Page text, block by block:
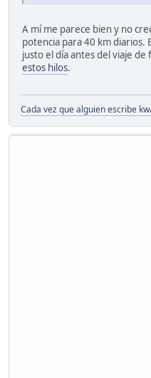
A mí me parece bien y no
potencia para 40 km diarios.
justo el día antes del viaje de
estos hilos.
Cada vez que alguien escribe